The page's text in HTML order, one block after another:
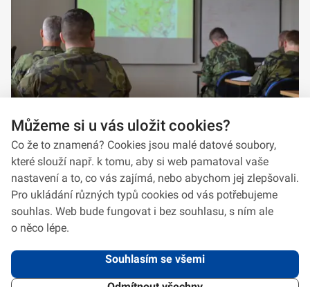
Můžeme si u vás uložit cookies?
Co že to znamená? Cookies jsou malé datové soubory,
které slouží např. k tomu, aby si web pamatoval vaše
nastavení a to, co vás zajímá, nebo abychom jej zlepšovali.
Pro ukládání různých typů cookies od vás potřebujeme
souhlas. Web bude fungovat i bez souhlasu, s ním ale
o něco lépe.
Souhlasím se všemi